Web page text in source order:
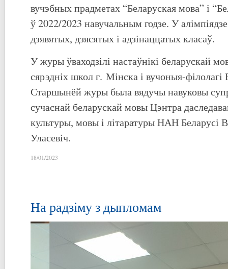
вучэбных прадметах “Беларуская мова” і
ў 2022/2023 навучальным годзе. У
дзявятых, дзясятых і адзінаццатых класаў.
У журы ўваходзілі настаўнікі беларускай
сярэдніх школ г. Мінска і вучоныя-
Старшынёй журы была вядучы навуковы
сучаснай беларускай мовы Цэнтра
культуры, мовы і літаратуры НАН Беларусі
Уласевіч.
18/01/2023
На радзіму з дыпломам